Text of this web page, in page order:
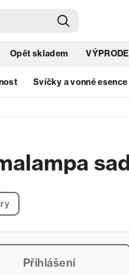
Opět skladem
Svíčky a vonné esence
Přihlášení